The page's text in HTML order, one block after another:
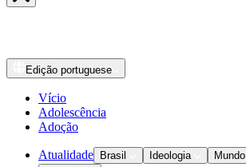
Edição portuguese
Vício
Adolescência
Adoção
Atualidade Brasil Ideologia Mundo